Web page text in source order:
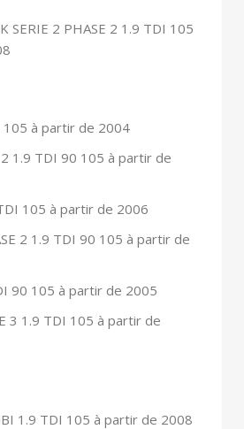
SERIE 2 PHASE 2 1.9 TDI 105
105 à partir de 2004
2 1.9 TDI 90 105 à partir de
105 à partir de 2006
2 1.9 TDI 90 105 à partir de
90 105 à partir de 2005
3 1.9 TDI 105 à partir de
1.9 TDI 105 à partir de 2008